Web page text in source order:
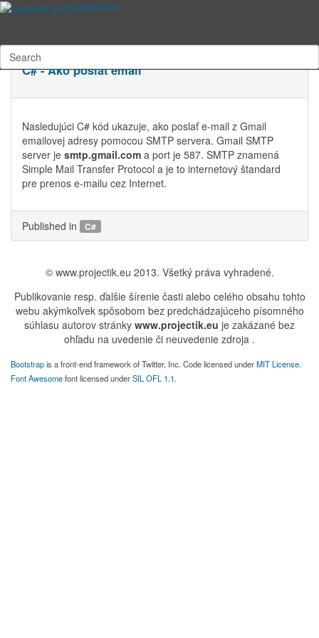
projectik.eu
Subscribe to this RSS feed
3394 times
C# - Ako poslať email
Nasledujúci C# kód ukazuje, ako poslať e-mail z Gmail
emailovej adresy pomocou SMTP servera. Gmail SMTP
server je smtp.gmail.com a port je 587. SMTP znamená
Simple Mail Transfer Protocol a je to internetový štandard
pre prenos e-mailu cez Internet.
Published in C#
© www.projectik.eu 2013. Všetký práva vyhradené.
Publikovanie resp. ďalšie šírenie časti alebo celého obsahu tohto
webu akýmkoľvek spôsobom bez predchádzajúceho písomného
súhlasu autorov stránky www.projectik.eu je zakázané bez
ohľadu na uvedenie či neuvedenie zdroja .
Bootstrapis a front-end framework of Twitter, Inc. Code licensed underMIT License.
Font Awesomefont licensed underSIL OFL 1.1.